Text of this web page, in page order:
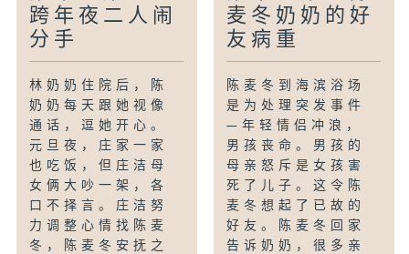
跨年夜二人闹
分手
林奶奶住院后，陈
奶奶每天跟她视像
通话，逗她开心。
元旦夜，庄家一家
也吃饭，但庄洁母
女俩大吵一架，各
口不择言。庄洁努
力调整心情找陈麦
冬，陈麦冬安抚之
麦冬奶奶的好
友病重
陈麦冬到海滨浴场
是为处理突发事件
—年轻情侣冲浪，
男孩丧命。男孩的
母亲怒斥是女孩害
死了儿子。这令陈
麦冬想起了已故的
好友。陈麦冬回家
告诉奶奶，很多亲